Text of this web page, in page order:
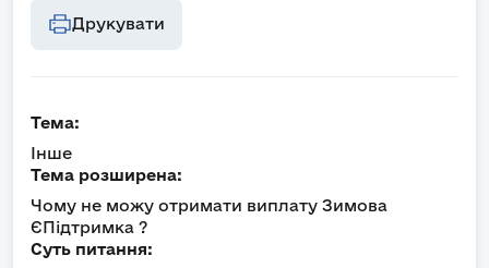
Друкувати
Тема:
Інше
Тема розширена:
Чому не можу отримати виплату Зимова
ЄПідтримка ?
Суть питання: